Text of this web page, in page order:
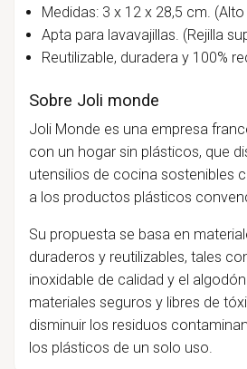
Medidas: 3 x 12 x 28,5 cm.
Apta para lavavajillas. (Rejilla
Reutilizable, duradera y 100%
Sobre Joli monde
Joli Monde es una empresa
con un hogar sin plásticos, que
utensilios de cocina sostenibles
a los productos plásticos
Su propuesta se basa en
duraderos y reutilizables, tales
inoxidable de calidad y el
materiales seguros y libres de
disminuir los residuos
los plásticos de un solo uso.